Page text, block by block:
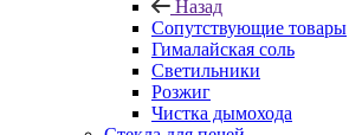
Назад
Сопутствующие товары
Гималайская соль
Светильники
Розжиг
Чистка дымохода